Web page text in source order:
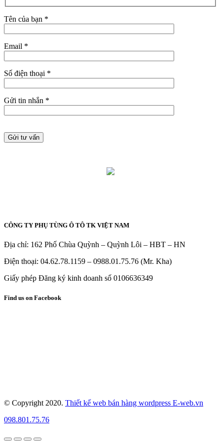
Tên của bạn *
Email *
Số điện thoại *
Gửi tin nhắn *
CÔNG TY PHỤ TÙNG Ô TÔ TK VIỆT NAM
Địa chỉ: 162 Phố Chùa Quỳnh – Quỳnh Lôi – HBT – HN
Điện thoại: 04.62.78.1159 – 0988.01.75.76 (Mr. Kha)
Giấy phép Đăng ký kinh doanh số 0106636349
Find us on Facebook
© Copyright 2020. Thiết kế web bán hàng wordpress E-web.vn
098.801.75.76